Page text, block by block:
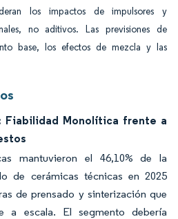
los impactos de impulsores y
no aditivos. Las previsiones de
base, los efectos de mezcla y las
Fiabilidad Monolítica frente a
mantuvieron el 46,10% de la
de cerámicas técnicas en 2025
de prensado y sinterización que
a escala. El segmento debería